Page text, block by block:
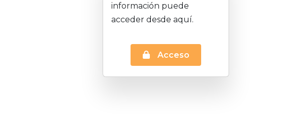
información puede
acceder desde aquí.
Acceso